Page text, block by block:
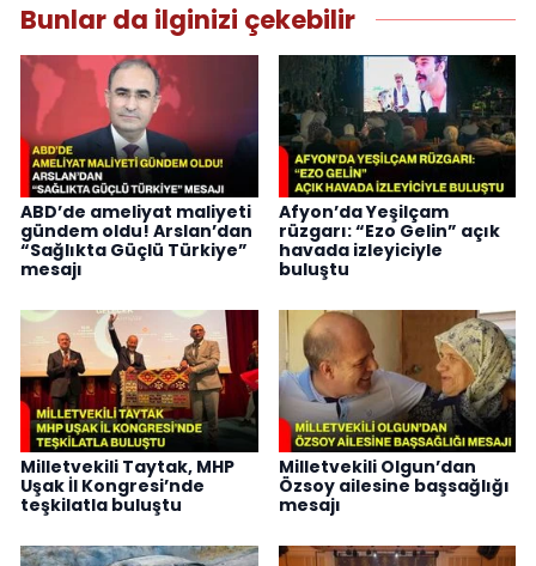
Bunlar da ilginizi çekebilir
ABD’de ameliyat maliyeti
gündem oldu! Arslan’dan
“Sağlıkta Güçlü Türkiye”
mesajı
Afyon’da Yeşilçam
rüzgarı: “Ezo Gelin” açık
havada izleyiciyle
buluştu
Milletvekili Taytak, MHP
Uşak İl Kongresi’nde
teşkilatla buluştu
Milletvekili Olgun’dan
Özsoy ailesine başsağlığı
mesajı